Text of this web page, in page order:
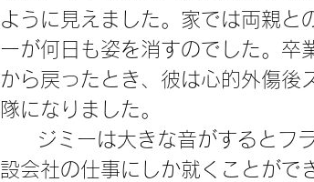
ように見えました。家では両親と
ーが何日も姿を消すのでした。卒
から戻ったとき、彼は心的外傷後
隊になりました。
設会社の仕事にしか就くことがで